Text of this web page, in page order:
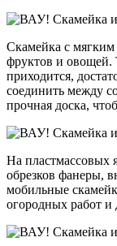
Скамейка с
фруктов и овощей.
приходится,
соединить между
прочная доска,
На пластмассовых
обрезков фанеры,
мобильные
огородных работ и